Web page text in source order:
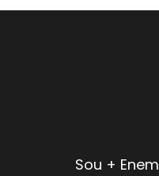
Sou + Enem